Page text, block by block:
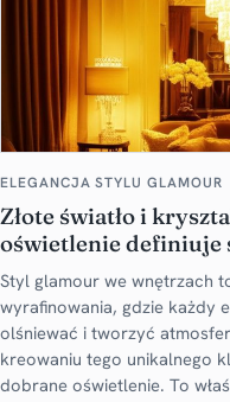
ELEGANCJA STYLU GLAMOUR
Złote światło i
oświetlenie definiuje
Styl glamour we wnętrzach
wyrafinowania, gdzie każdy
olśniewać i tworzyć
kreowaniu tego unikalnego
dobrane oświetlenie. To